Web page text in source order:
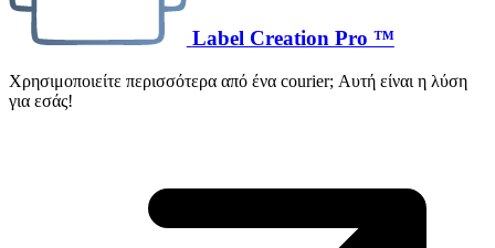
Label Creation Pro ™
Χρησιμοποιείτε περισσότερα από ένα courier; Αυτή είναι η λύση
για εσάς!